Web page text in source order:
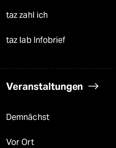
taz zahl ich
taz lab Infobrief
Veranstaltungen
Demnächst
Vor Ort